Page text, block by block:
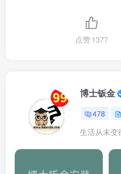
点赞1377
博士钣金
478
生活从未变